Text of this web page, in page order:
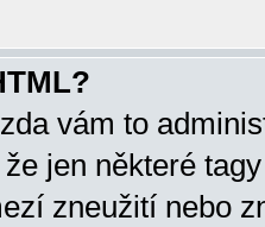
vám to
jen některé
zneužití nebo